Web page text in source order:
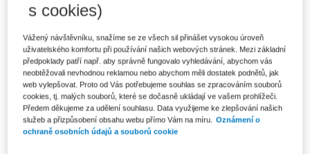
Tištěná kniha
- expedice do 2 pracovních dnů
1 272 Kč
E-kniha Smarteca + soubory ke stažení
V prodeji - ihned k dispozici
Co je Smarteca?
Kde najdu soubory e-knih?
s cookies)
Vážený návštěvníku, snažíme se ze všech sil přinášet vysokou úroveň
uživatelského komfortu při používání našich webových stránek. Mezi základní
předpoklady patří např. aby správně fungovalo vyhledávání, abychom vás
neobtěžovali nevhodnou reklamou nebo abychom měli dostatek podnětů, jak
web vylepšovat. Proto od Vás potřebujeme souhlas se zpracováním souborů
cookies, tj. malých souborů, které se dočasně ukládají ve vašem prohlížeči.
Předem děkujeme za udělení souhlasu. Data využijeme ke zlepšování našich
služeb a přizpůsobení obsahu webu přímo Vám na míru.
Oznámení o
ochraně osobních údajů a souborů cookie